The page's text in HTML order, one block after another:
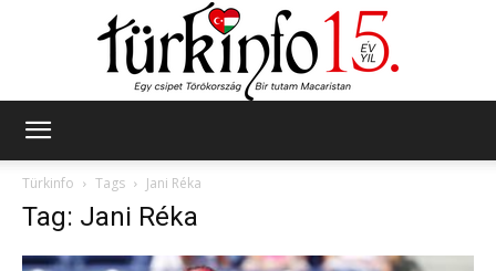
Türkinfo
Tags Jani Réka
Tag: Jani Réka